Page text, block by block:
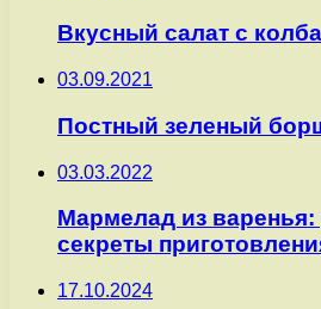
Вкусный салат с
03.09.2021
Постный зеленый
03.03.2022
Мармелад из варенья:
секреты
17.10.2024